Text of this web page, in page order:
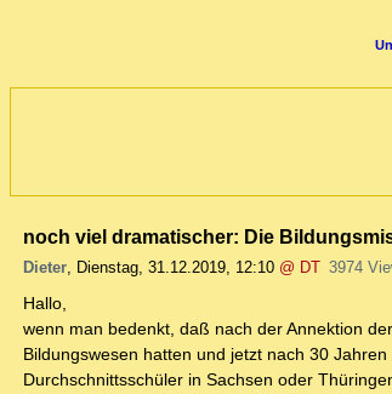
noch viel dramatischer: Die
Dieter, Dienstag, 31.12.2019, 12:10 @ DT 3974
Hallo,
wenn man bedenkt, daß nach der Annektion
Bildungswesen hatten und jetzt nach 30
Durchschnittsschüler in Sachsen oder